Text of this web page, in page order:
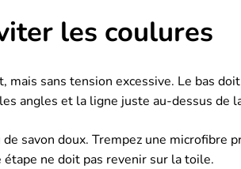
les coulures
sans tension excessive. Le bas
angles et la ligne juste au-dessus de
savon doux. Trempez une
ne doit pas revenir sur la toile.